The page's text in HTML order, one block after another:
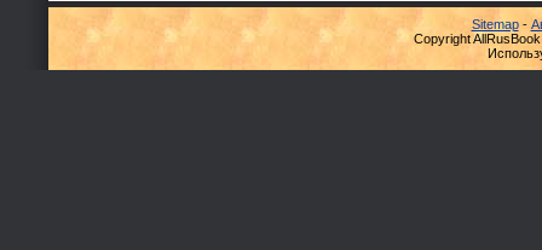
Sitemap-
Copyright